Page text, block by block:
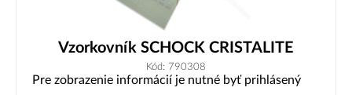
Vzorkovník SCHOCK CRISTALITE
Kód: 790308
Pre zobrazenie informácií je nutné byť prihlásený